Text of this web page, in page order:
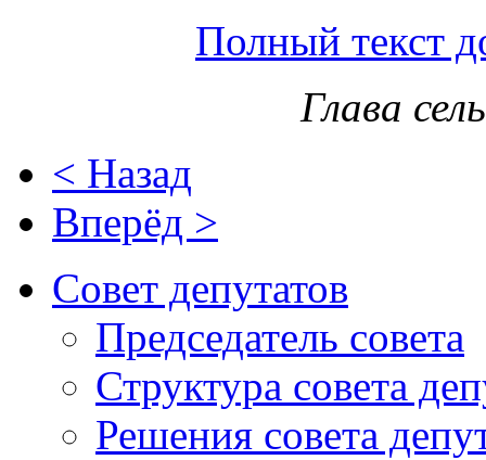
Полный текст
Глава
< Назад
Вперёд >
Совет депутатов
Председатель совета
Структура совета
Решения совета